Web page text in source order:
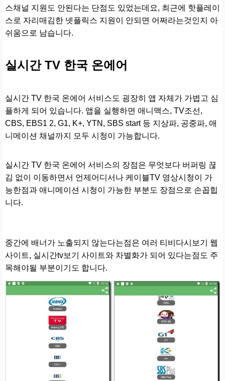
스채널 지원도 안된다는 단점도 있었는데요, 최근에 핫플레이
스로 자리매김한 넷플릭스 지원이 안되면 어쩌라는것인지 아
쉬움으로 남습니다.
실시간 TV 한국 온에어
실시간 TV 한국 온에어 서비스도 굉장히 앱 자체가 가볍고 심
플하게 되어 있습니다. 앱을 실행하면 애니맥스, TV조선,
CBS, EBS1 2, G1, K+, YTN, SBS start 등 지상파, 공중파, 애
니메이션 채널까지 모두 시청이 가능합니다.
실시간 TV 한국 온에어 서비스의 장점은 무엇보다 버퍼링 끊
김 없이 이동하면서 언제어디서나 케이블TV 영상시청이 가
능한점과 애니메이션 시청이 가능한 부분도 장점으로 손꼽힙
니다.
중간에 배너가 노출되지 않는다는점은 여러 티비다시보기 웹
사이트, 실시간tv보기 사이트와 차별화가 되어 있다는점도 주
목해야될 부분이기도 합니다.